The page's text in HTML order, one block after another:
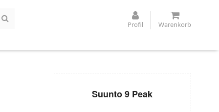
Profil Warenkorb
Suunto 9 Peak